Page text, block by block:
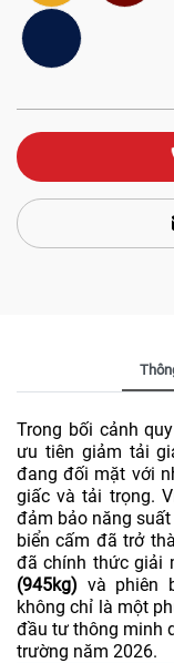
Trong bối cảnh
ưu tiên giảm tải
đang đối mặt với
giấc và tải trọng.
đảm bảo năng
biển cấm đã trở
đã chính thức giải
(945kg) và phiên
không chỉ là một
đầu tư thông minh
trường năm 2026.